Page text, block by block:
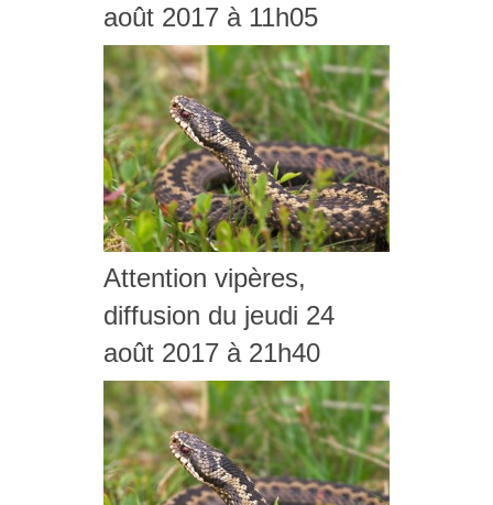
août 2017 à 11h05
Attention vipères,
diffusion du jeudi 24
août 2017 à 21h40